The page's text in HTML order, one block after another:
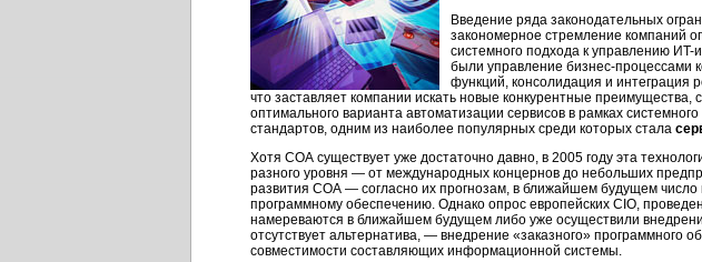
Введение ряда законодательных
закономерное стремление компаний
системного подхода к управлению
были управление бизнес-процессами
функций, консолидация и
что заставляет компании искать новые конкурентные
оптимального варианта автоматизации сервисов в рамках
стандартов, одним из наиболее популярных среди которых стала
Хотя СОА существует уже достаточно давно, в 2005 году эта
разного уровня — от международных концернов до небольших
развития СОА — согласно их прогнозам, в ближайшем будущем число
программному обеспечению. Однако опрос европейских CIO,
намереваются в ближайшем будущем либо уже осуществили
отсутствует альтернатива, — внедрение «заказного»
совместимости составляющих информационной системы.